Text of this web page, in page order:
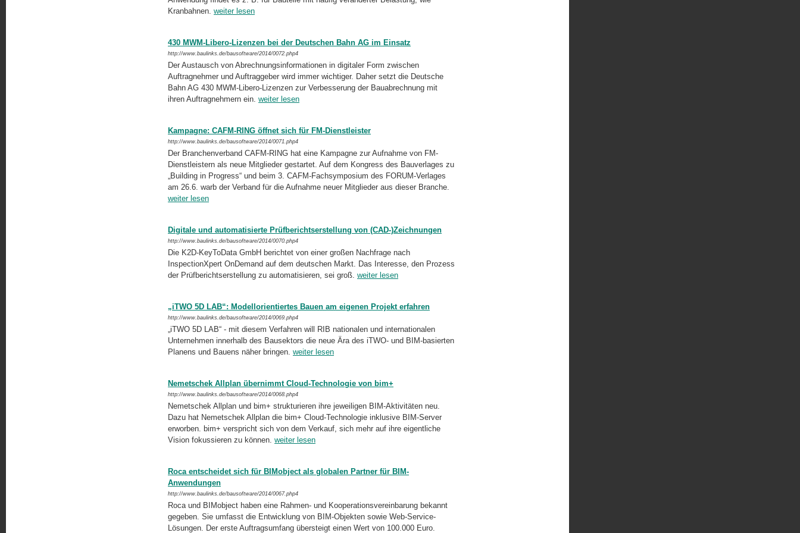
Kranbahnen. weiter lesen
430 MWM-Libero-Lizenzen bei der Deutschen Bahn AG im Einsatz
http://www.baulinks.de/bausoftware/2014/0072.php4
Der Austausch von Abrechnungsinformationen in digitaler Form zwischen
Auftragnehmer und Auftraggeber wird immer wichtiger. Daher setzt die Deutsche
Bahn AG 430 MWM-Libero-Lizenzen zur Verbesserung der Bau­abrechnung mit
ihren Auftragnehmern ein. weiter lesen
Kampagne: CAFM-RING öffnet sich für FM-Dienstleister
http://www.baulinks.de/bausoftware/2014/0071.php4
Der Branchenverband CAFM-RING hat eine Kampagne zur Aufnahme von FM-
Dienstleistern als neue Mitglieder gestartet. Auf dem Kongress des Bauverlages zu
„Building in Progress“ und beim 3. CAFM-Fachsymposium des FORUM-Verlages
am 26.6. warb der Verband für die Aufnahme neuer Mitglieder aus dieser Branche.
weiter lesen
Digitale und automatisierte Prüfberichtserstellung von (CAD-)Zeichnungen
http://www.baulinks.de/bausoftware/2014/0070.php4
Die K2D-KeyToData GmbH berichtet von einer großen Nachfrage nach
InspectionXpert OnDemand auf dem deutschen Markt. Das Interesse, den Prozess
der Prüfberichtserstellung zu automatisieren, sei groß. weiter lesen
„iTWO 5D LAB“: Modellorientiertes Bauen am eigenen Projekt erfahren
http://www.baulinks.de/bausoftware/2014/0069.php4
„iTWO 5D LAB“ - mit diesem Verfahren will RIB nationalen und internatio­nalen
Unternehmen innerhalb des Bausektors die neue Ära des iTWO- und BIM-basierten
Planens und Bauens näher bringen. weiter lesen
Nemetschek Allplan übernimmt Cloud-Technologie von bim+
http://www.baulinks.de/bausoftware/2014/0068.php4
Nemetschek Allplan und bim+ strukturieren ihre jeweiligen BIM-Aktivitäten neu.
Dazu hat Neme­tschek Allplan die bim+ Cloud-Technologie inklusive BIM-Server
erworben. bim+ verspricht sich von dem Verkauf, sich mehr auf ihre eigentliche
Vision fokussieren zu können. weiter lesen
Roca entscheidet sich für BIMobject als globalen Partner für BIM-
Anwendungen
http://www.baulinks.de/bausoftware/2014/0067.php4
Roca und BIMobject haben eine Rahmen- und Kooperationsvereinbarung bekannt
gegeben. Sie umfasst die Entwicklung von BIM-Objekten sowie Web-Service-
Lösungen. Der erste Auftragsumfang übersteigt einen Wert von 100.000 Euro.